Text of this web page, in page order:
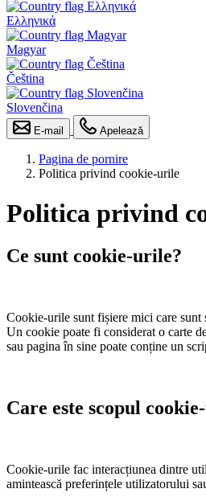
Ελληνικά
Magyar
Čeština
Slovenčina
E-mail Apelează
Pagina de pornire
Politica privind cookie-urile
Politica privind
Ce sunt cookie-urile?
Cookie-urile sunt fișiere mici care
Un cookie poate fi considerat o carte
sau pagina în sine poate conține un
Care este scopul
Cookie-urile fac interacțiunea dintre
amintească preferințele utilizatorului